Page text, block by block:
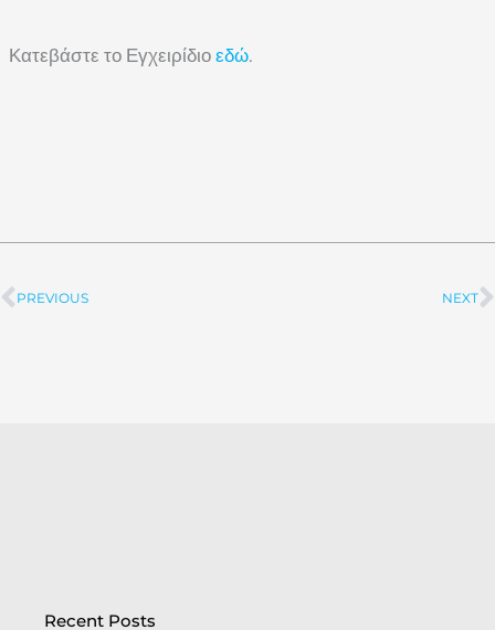
Κατεβάστε το Εγχειρίδιο εδώ.
Prev
PREVIOUS NEXT
Recent Posts